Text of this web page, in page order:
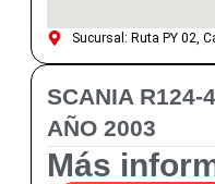
Sucursal: Ruta PY 02,
SCANIA R124-
AÑO 2003
Más